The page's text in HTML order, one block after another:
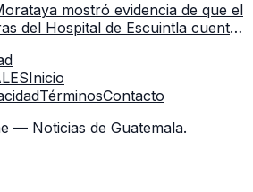
mostró evidencia de que el
del Hospital de Escuintla cuenta
Inicio
TérminosContacto
— Noticias de Guatemala.